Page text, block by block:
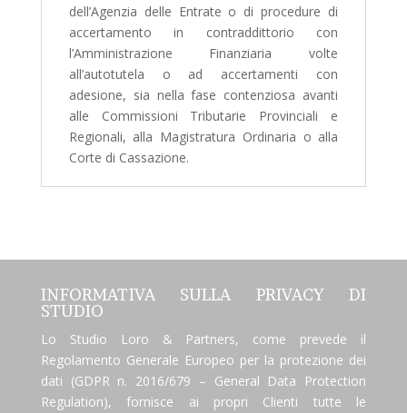
dell’Agenzia delle Entrate o di procedure di
accertamento in contraddittorio con
l’Amministrazione Finanziaria volte
all’autotutela o ad accertamenti con
adesione, sia nella fase contenziosa avanti
alle Commissioni Tributarie Provinciali e
Regionali, alla Magistratura Ordinaria o alla
Corte di Cassazione.
INFORMATIVA SULLA PRIVACY DI
STUDIO
Lo Studio Loro & Partners, come prevede il
Regolamento Generale Europeo per la protezione dei
dati (GDPR n. 2016/679 – General Data Protection
Regulation), fornisce ai propri Clienti tutte le